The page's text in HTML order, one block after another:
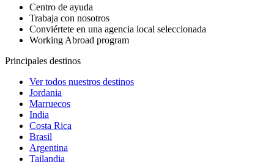
Centro de ayuda
Trabaja con nosotros
Conviértete en una agencia local seleccionada
Working Abroad program
Principales destinos
Ver todos nuestros destinos
Jordania
Marruecos
India
Costa Rica
Brasil
Argentina
Tailandia